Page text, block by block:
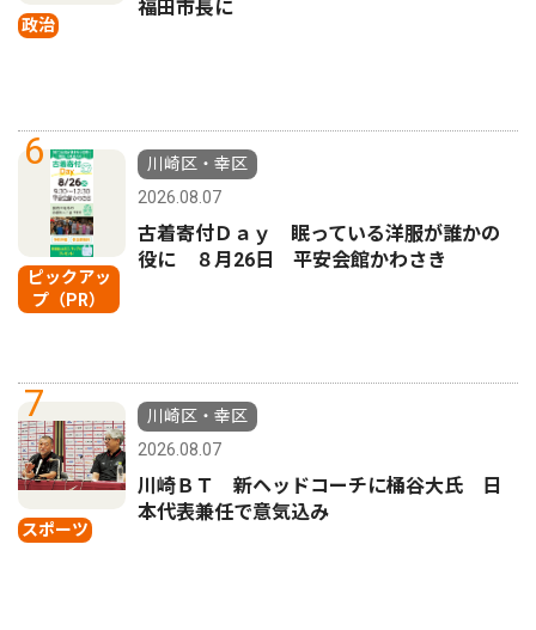
政治
福田市長に
6
ピックアッ
プ（PR）
川崎区・幸区
2026.08.07
古着寄付Ｄａｙ 眠っている洋服が誰かの
役に ８月26日 平安会館かわさき
7
スポーツ
川崎区・幸区
2026.08.07
川崎ＢＴ 新ヘッドコーチに桶谷大氏 日
本代表兼任で意気込み